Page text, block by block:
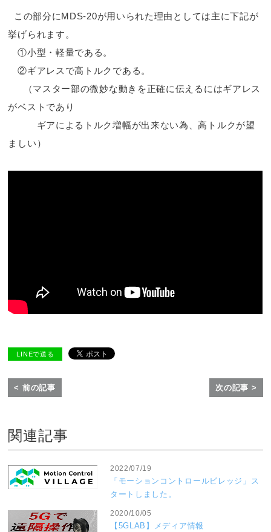
この部分にMDS-20が用いられた理由としては主に下記が
挙げられます。
①小型・軽量である。
②ギアレスで高トルクである。
（マスター部の微妙な動きを正確に伝えるにはギアレス
がベストであり
ギアによるトルク増幅が出来ない為、高トルクが望
ましい）
LINEで送る
< 前の記事 次の記事 >
関連記事
2022/07/19
「モーションコントロールビレッジ」ス
タートしました。
2020/10/05
【5GLAB】メディア情報